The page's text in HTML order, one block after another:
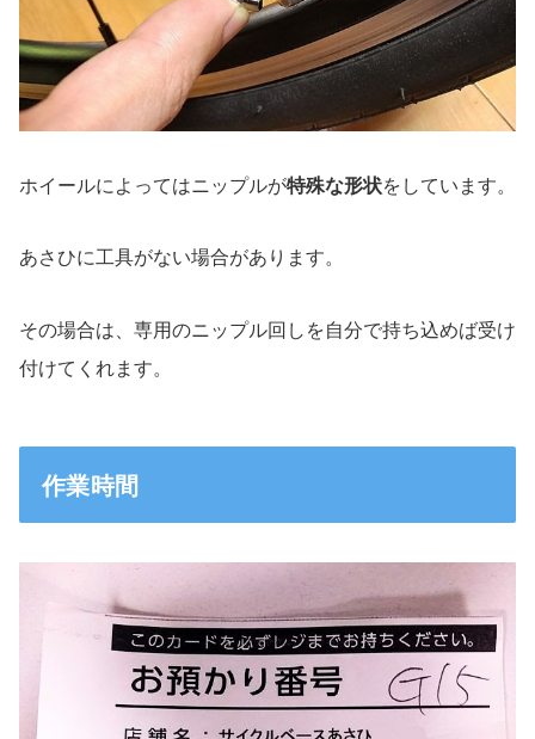
ホイールによってはニップルが特殊な形状をしています。
あさひに工具がない場合があります。
その場合は、専用のニップル回しを自分で持ち込めば受け
付けてくれます。
作業時間